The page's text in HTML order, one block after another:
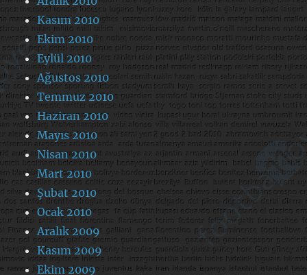
Kasım 2010
Ekim 2010
Eylül 2010
Ağustos 2010
Temmuz 2010
Haziran 2010
Mayıs 2010
Nisan 2010
Mart 2010
Şubat 2010
Ocak 2010
Aralık 2009
Kasım 2009
Ekim 2009